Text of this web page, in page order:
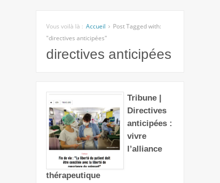
Vous voilà là : Accueil
Post Tagged with:
"directives anticipées"
directives anticipées
Tribune |
Directives
anticipées :
vivre
l’alliance
thérapeutique